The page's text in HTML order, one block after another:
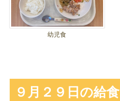
幼児食
９月２９日の給食